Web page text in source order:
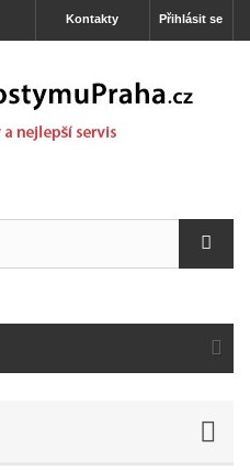
Přihlásit se
Kontakty